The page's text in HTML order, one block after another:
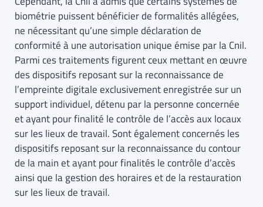
biométrie puissent bénéficier de formalités allégées,
ne nécessitant qu’une simple déclaration de
conformité à une autorisation unique émise par la Cnil.
Parmi ces traitements figurent ceux mettant en œuvre
des dispositifs reposant sur la reconnaissance de
l’empreinte digitale exclusivement enregistrée sur un
support individuel, détenu par la personne concernée
et ayant pour finalité le contrôle de l’accès aux locaux
sur les lieux de travail. Sont également concernés les
dispositifs reposant sur la reconnaissance du contour
de la main et ayant pour finalités le contrôle d’accès
ainsi que la gestion des horaires et de la restauration
sur les lieux de travail.